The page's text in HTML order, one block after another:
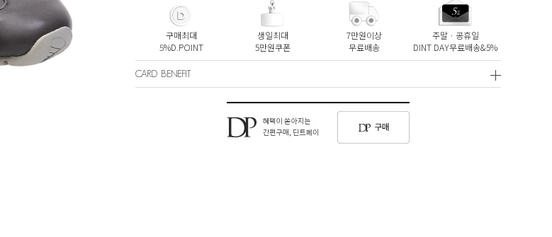
구매최대
5%D.POINT
생일최대
5만원쿠폰
7만원이상
무료배송
주말ㆍ공휴일
DINT DAY무료배송&5%
CARD BENEFIT